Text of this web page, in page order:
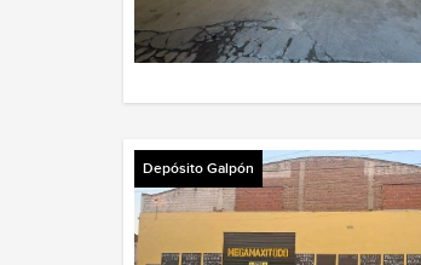
Depósito Galpón